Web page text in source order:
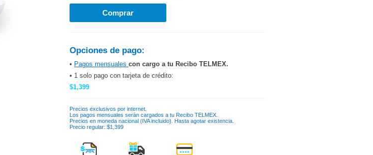
Opciones de pago:
• Pagos mensuales con cargo a tu Recibo TELMEX.
• 1 solo pago con tarjeta de crédito:
$1,399
Precios exclusivos por internet.
Los pagos mensuales serán cargados a tu Recibo TELMEX.
Precios en moneda nacional (IVA incluido). Hasta agotar existencia.
Precio regular: $1,399